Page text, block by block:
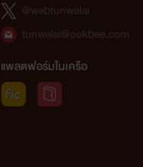
@webtunwalai
tunwalai@ookbee.com
แพลตฟอร์มในเครือ